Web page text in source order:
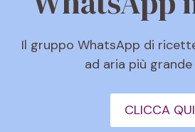
Il gruppo WhatsApp di
ad aria più grande
CLICCA QUI